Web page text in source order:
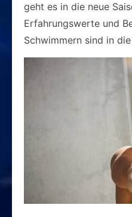
geht es in die neue
Erfahrungswerte und
Schwimmern sind in